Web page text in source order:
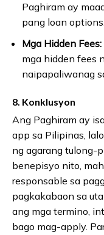
Paghiram ay
pang loan options.
Mga Hidden Fees:
mga hidden fees
naipapaliwanag
8. Konklusyon
Ang Paghiram ay
app sa Pilipinas,
ng agarang tulong-
benepisyo nito,
responsable sa
pagkakabaon sa
ang mga termino,
bago mag-apply.